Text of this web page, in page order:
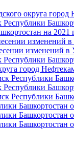
округа город
на
изменений
изменений в
город
Республики
Республики
Башкортостан
Башкортостан
Башкортостан